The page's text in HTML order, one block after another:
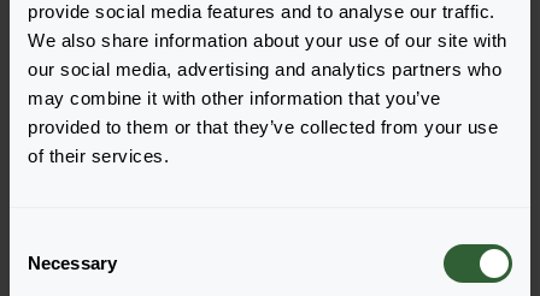
provide social media features and to analyse our traffic.
We also share information about your use of our site with
our social media, advertising and analytics partners who
may combine it with other information that you’ve
provided to them or that they’ve collected from your use
of their services.
Necessary
Łatwo dodawaj pozycje do zamówienia, wybierając
jedną z form produktu wyszukanych odmian. Po jej
dodaniu podsumowanie poniżej zostanie
zaktualizowane.
Wyświetl pełną dostępność